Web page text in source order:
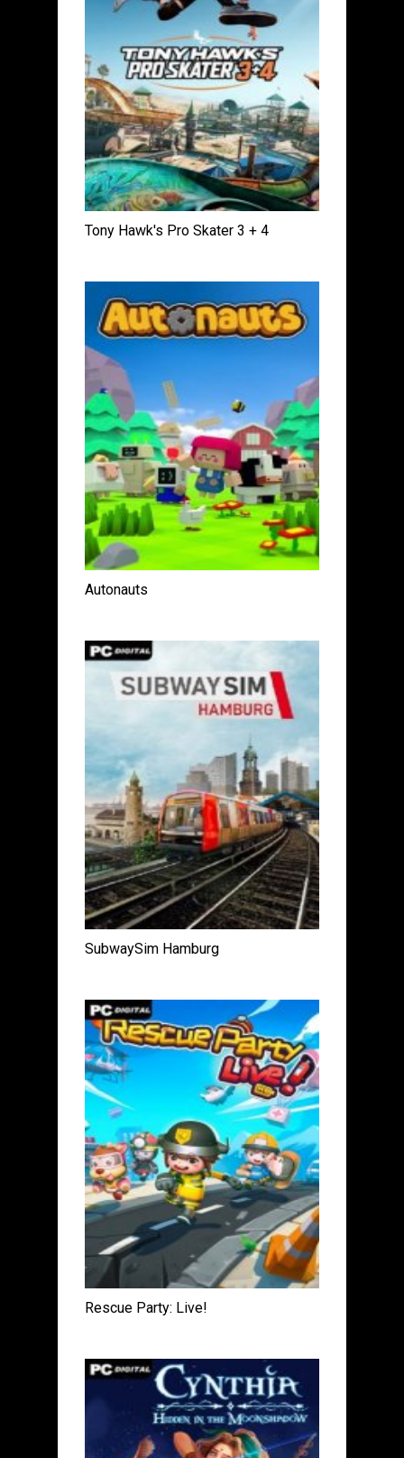
Tony Hawk's Pro Skater 3 + 4
Autonauts
SubwaySim Hamburg
Rescue Party: Live!